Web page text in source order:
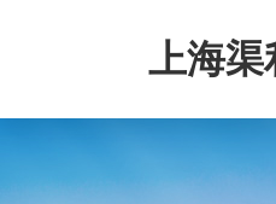
上海渠